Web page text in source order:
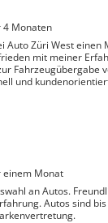
4 Monaten
Auto Züri West einen
mit meiner
Fahrzeugübergabe
und
ich die
Er hat sich viel Zeit
den gesamten
Die Abwicklung
ich habe mein
vorgestellt habe.
für den
einem Monat
an Autos.
sind bis zu 50%